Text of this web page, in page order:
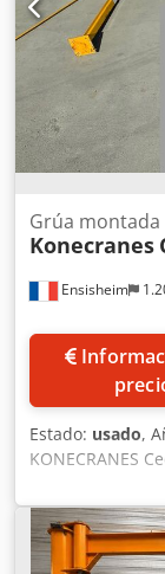
Ensisheim
Grúa
Konecranes
Información de
Estado: usado,
KONECRANES
Año de
metros máx.
máxima: 100